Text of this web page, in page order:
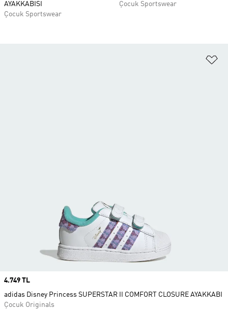
AYAKKABISI
Çocuk Sportswear
Çocuk Sportswear
Price
4.749 TL
adidas Disney Princess SUPERSTAR II COMFORT CLOSURE AYAKKABI
Çocuk Originals